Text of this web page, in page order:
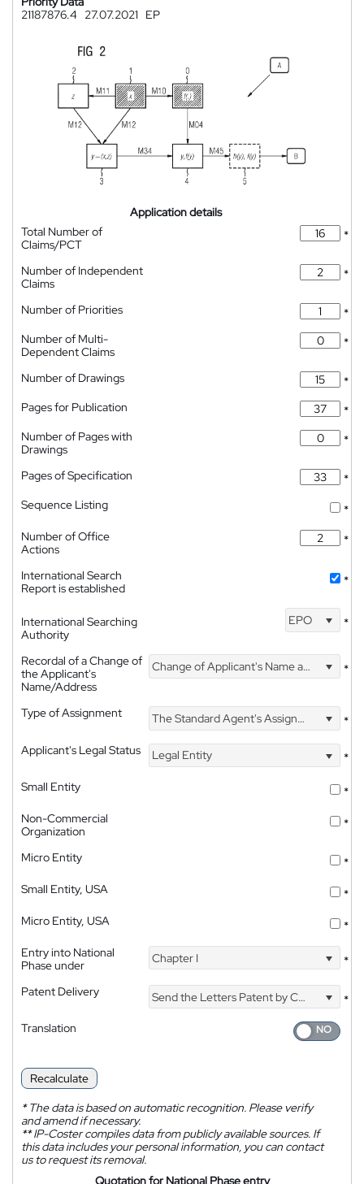
21187876.4
27.07.2021 EP
Application details
Total Number of
Claims/PCT
*
Number of Independent
Claims
*
Number of Priorities
*
Number of Multi-
Dependent Claims
*
Number of Drawings
*
Pages for Publication
*
Number of Pages with
Drawings
*
Pages of Specification
*
Sequence Listing
*
Number of Office
Actions
*
International Search
Report is established
*
International Searching
Authority
EPO *
Recordal of a Change of
the Applicant's
Name/Address
Change of Applicant's Name and Address *
Type of Assignment The Standard Agent's Assignment
*
Applicant's Legal Status
Legal Entity
*
Small Entity
*
Non-Commercial
Organization
*
Micro Entity
*
Small Entity, USA
*
Micro Entity, USA
*
Entry into National
Phase under
Chapter I *
Patent Delivery Send the Letters Patent by Courier
*
Translation
Recalculate
*The data is based on automatic recognition. Please verify
and amend if necessary.
**IP-Coster compiles data from publicly available sources. If
this data includes your personal information, you can contact
us to request its removal.